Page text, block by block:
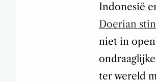
Indonesië
Doerian
niet in
ter wereld